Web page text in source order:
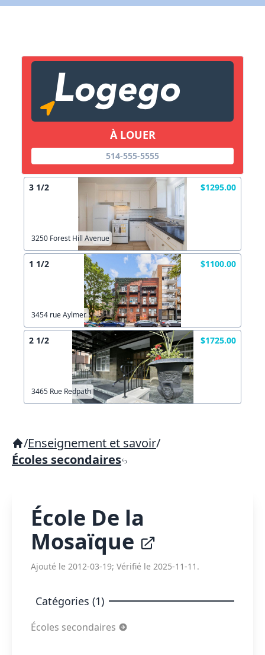
À LOUER
514-555-5555
3 1/2 $1295.00
3250 Forest Hill Avenue
1 1/2 $1100.00
3454 rue Aylmer
2 1/2 $1725.00
3465 Rue Redpath
/Enseignement et savoir/
Écoles secondaires
École De la
Mosaïque
Ajouté le 2012-03-19; Vérifié le 2025-11-11.
Catégories (1)
Écoles secondaires
Lien vers inscription (sera inclus dans courriel)
Copier lien
X Fermer
X Fermer